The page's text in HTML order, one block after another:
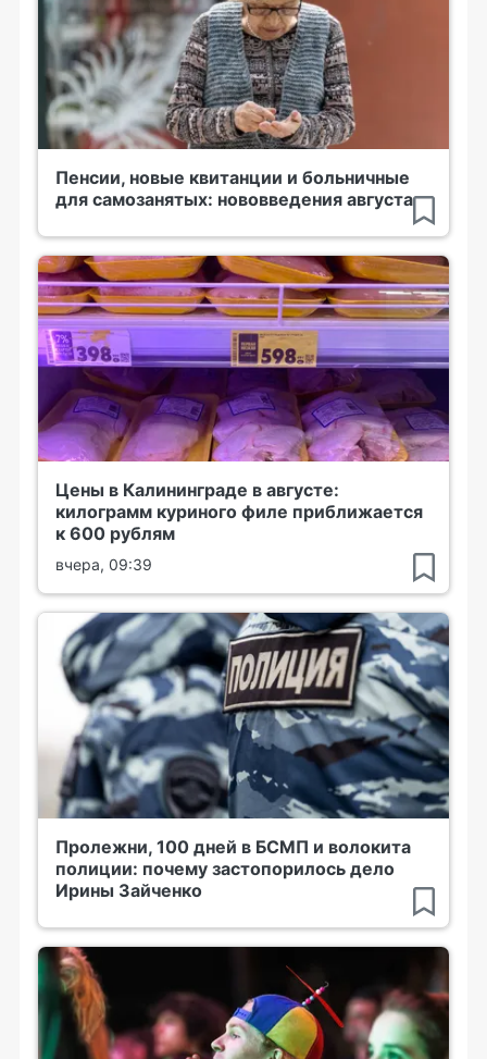
Пенсии, новые квитанции и больничные
для самозанятых: нововведения августа
Цены в Калининграде в августе:
килограмм куриного филе приближается
к 600 рублям
вчера, 09:39
Пролежни, 100 дней в БСМП и волокита
полиции: почему застопорилось дело
Ирины Зайченко